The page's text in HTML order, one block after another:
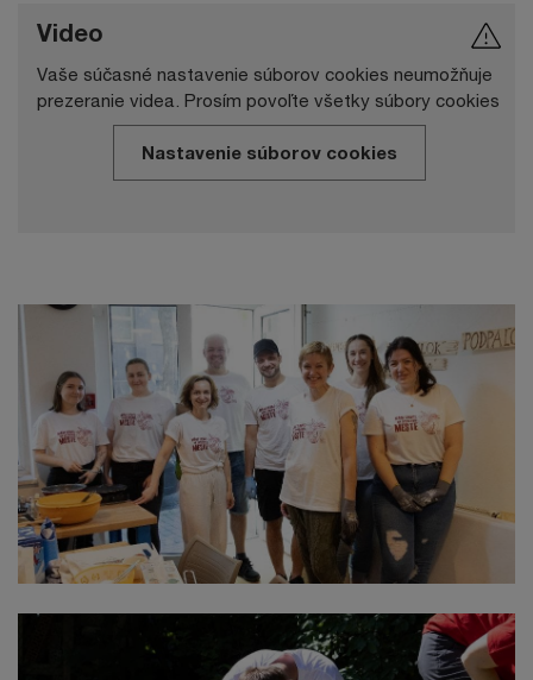
Video
Vaše súčasné nastavenie súborov cookies neumožňuje
prezeranie videa. Prosím povoľte všetky súbory cookies
Nastavenie súborov cookies